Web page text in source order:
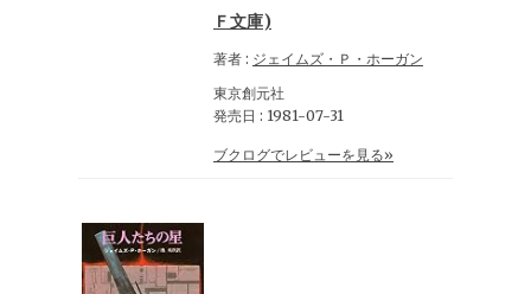
Ｆ文庫)
著者 : ジェイムズ・Ｐ・ホーガン
東京創元社
発売日 : 1981-07-31
ブクログでレビューを見る»